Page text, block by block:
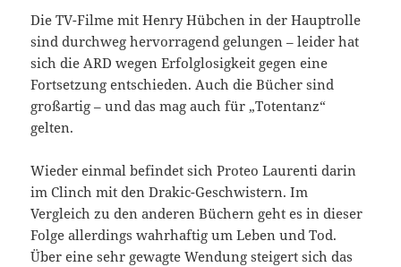
Die TV-Filme mit Henry Hübchen in der Hauptrolle
sind durchweg hervorragend gelungen – leider hat
sich die ARD wegen Erfolglosigkeit gegen eine
Fortsetzung entschieden. Auch die Bücher sind
großartig – und das mag auch für „Totentanz“
gelten.
Wieder einmal befindet sich Proteo Laurenti darin
im Clinch mit den Drakic-Geschwistern. Im
Vergleich zu den anderen Büchern geht es in dieser
Folge allerdings wahrhaftig um Leben und Tod.
Über eine sehr gewagte Wendung steigert sich das